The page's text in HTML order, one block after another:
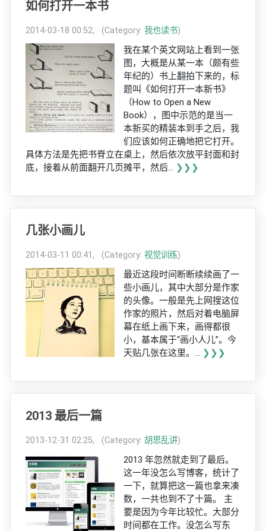
如何打开一本书
2014-03-18 00:52, (Category: 我也读书)
我在某个英文网站上看到一张
图，大概是从某一本（颇有些
年纪的）书上翻拍下来的，标
题叫《如何打开一本新书》
（How to Open a New
Book），图中示范的是当一
本新买的精装本到手之后，我
们应该如何正确地把它打开。
具体方法是先把书脊立在桌上，然后依次放平封面和封
底，接着从前面翻开几页摊平，然后... ❯❯❯
几张小画儿
2014-03-11 00:41, (Category: 视觉训练)
最近这段时间断断续续画了一
些小画儿，其中大部分是作家
的头像。一般是先上网搜这位
作家的照片，然后对着电脑屏
幕在纸上画下来，画得都很
小，基本属于“画小人儿”。今
天贴几张在这里。... ❯❯❯
2013 最后一篇
2013-12-31 02:25, (Category: 胡思乱讲)
2013 年忽然就走到了最后。
这一年没怎么写博客，统计了
一下，就算把这一篇也拿来凑
数，一共也到不了十篇。 主
要是因为今年比较忙。大部分
时间都在工作。没怎么写东